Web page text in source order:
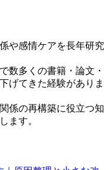
や感情ケアを長年研究
数多くの書籍・論文・
げてきた経験がありま
係の再構築に役立つ知
ます。